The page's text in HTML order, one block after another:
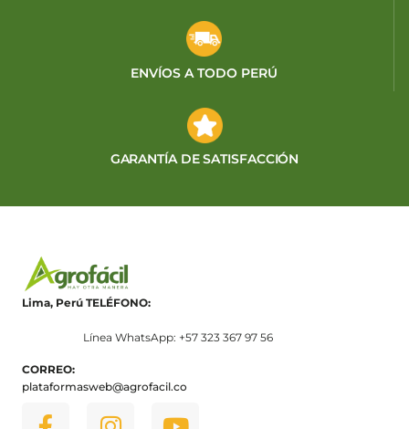
ENVÍOS A TODO PERÚ
GARANTÍA DE SATISFACCIÓN
Lima, Perú TELÉFONO:
Línea WhatsApp: +57 323 367 97 56
CORREO:
plataformasweb@agrofacil.co